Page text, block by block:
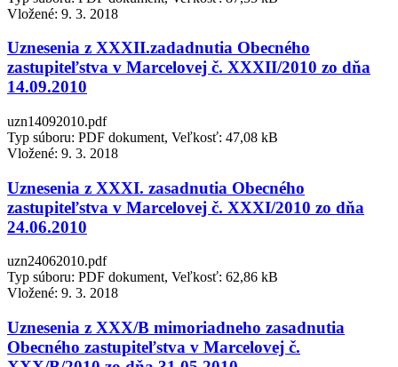
Vložené: 9. 3. 2018
Uznesenia z XXXII.zadadnutia Obecného
zastupiteľstva v Marcelovej č. XXXII/2010 zo dňa
14.09.2010
uzn14092010.pdf
Typ súboru: PDF dokument, Veľkosť: 47,08 kB
Vložené: 9. 3. 2018
Uznesenia z XXXI. zasadnutia Obecného
zastupiteľstva v Marcelovej č. XXXI/2010 zo dňa
24.06.2010
uzn24062010.pdf
Typ súboru: PDF dokument, Veľkosť: 62,86 kB
Vložené: 9. 3. 2018
Uznesenia z XXX/B mimoriadneho zasadnutia
Obecného zastupiteľstva v Marcelovej č.